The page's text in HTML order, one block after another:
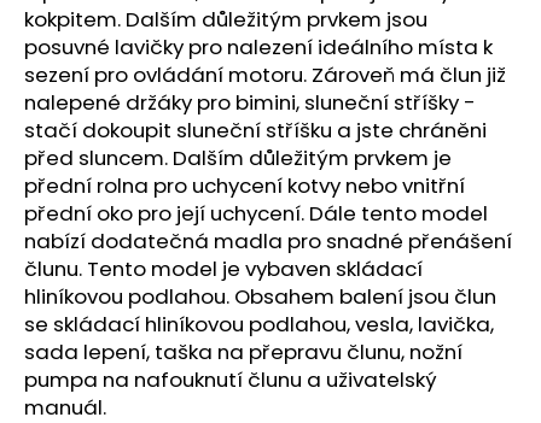
kokpitem. Dalším důležitým prvkem jsou
posuvné lavičky pro nalezení ideálního místa k
sezení pro ovládání motoru. Zároveň má člun již
nalepené držáky pro bimini, sluneční stříšky -
stačí dokoupit sluneční stříšku a jste chráněni
před sluncem. Dalším důležitým prvkem je
přední rolna pro uchycení kotvy nebo vnitřní
přední oko pro její uchycení. Dále tento model
nabízí dodatečná madla pro snadné přenášení
člunu. Tento model je vybaven skládací
hliníkovou podlahou. Obsahem balení jsou člun
se skládací hliníkovou podlahou, vesla, lavička,
sada lepení, taška na přepravu člunu, nožní
pumpa na nafouknutí člunu a uživatelský
manuál.
WILLIS
BOATS
RY-
BD330
V
ZELENÉ
BARVĚ
SE
SKLÁDACÍ
DŘEVĚNOU
PODLAHOU
18
290
Kč